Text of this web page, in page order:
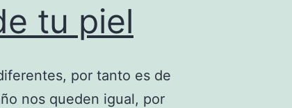
tu piel
por tanto es de
nos queden igual, por